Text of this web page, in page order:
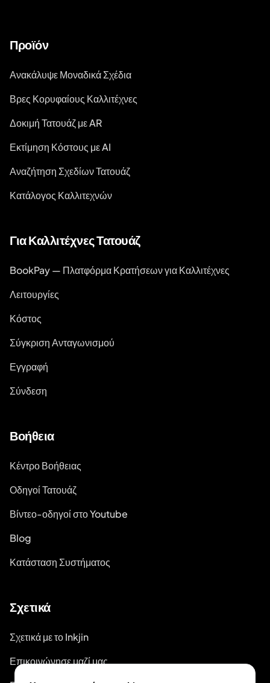
Προϊόν
Ανακάλυψε Μοναδικά Σχέδια
Βρες Κορυφαίους Καλλιτέχνες
Δοκιμή Τατουάζ με AR
Εκτίμηση Κόστους με AI
Αναζήτηση Σχεδίων Τατουάζ
Κατάλογος Καλλιτεχνών
Για Καλλιτέχνες Τατουάζ
BookPay — Πλατφόρμα Κρατήσεων για Καλλιτέχνες
Λειτουργίες
Κόστος
Σύγκριση Ανταγωνισμού
Εγγραφή
Σύνδεση
Βοήθεια
Κέντρο Βοήθειας
Οδηγοί Τατουάζ
Βίντεο-οδηγοί στο Youtube
Blog
Κατάσταση Συστήματος
Σχετικά
Σχετικά με το Inkjin
Επικοινώνησε μαζί μας